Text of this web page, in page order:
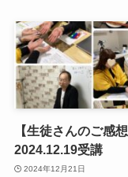
【生徒さんのご感想
2024.12.19受講
2024年12月21日